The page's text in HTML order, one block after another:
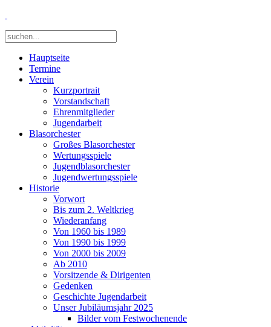
Hauptseite
Termine
Verein
Kurzportrait
Vorstandschaft
Ehrenmitglieder
Jugendarbeit
Blasorchester
Großes Blasorchester
Wertungsspiele
Jugendblasorchester
Jugendwertungsspiele
Historie
Vorwort
Bis zum 2. Weltkrieg
Wiederanfang
Von 1960 bis 1989
Von 1990 bis 1999
Von 2000 bis 2009
Ab 2010
Vorsitzende & Dirigenten
Gedenken
Geschichte Jugendarbeit
Unser Jubiläumsjahr 2025
Bilder vom Festwochenende